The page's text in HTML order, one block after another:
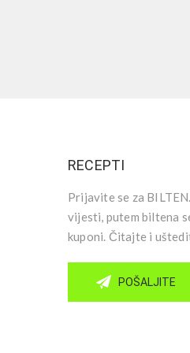
RECEPTI
Prijavite se za
vijesti, putem biltena
kuponi. Čitajte i
POŠALJITE